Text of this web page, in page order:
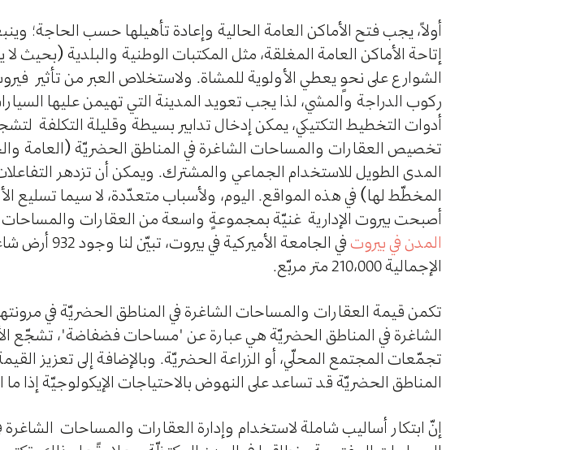
أولاً، يجب فتح الأماكن العامة الحالية وإعادة تأهيلها حسب الحاجة؛
إتاحة الأماكن العامة المغلقة، مثل المكتبات الوطنية والبلدية (بحيث
ركوب الدراجة والمشي، لذا يجب تعويد المدينة التي تهيمن عليها
أدوات التخطيط التكتيكي، يمكن إدخال تدابير بسيطة وقليلة التكلفة
تخصيص العقارات والمساحات الشاغرة في المناطق الحضريّة (العامة
المدى الطويل للاستخدام الجماعي والمشترك. ويمكن أن تزدهر
المخطّط لها) في هذه المواقع. اليوم، ولأسباب متعدّدة، لا سيما تسليع
أصبحت بيروت الإدارية غنيّة بمجموعةٍ واسعة من العقارات والمساحات
المدن في بيروت
في الجامعة
الإجمالية 210،000 متر مربّع.
تكمن قيمة العقارات والمساحات الشاغرة في المناطق الحضريّة في
الشاغرة في المناطق الحضريّة هي عبارة عن "مساحات فضفاضة"، تشجّع
تجمّعات المجتمع المحلّي، أو الزراعة الحضريّة. وبالإضافة إلى تعزيز
المناطق الحضريّة قد تساعد على النهوض بالاحتياجات الإيكولوجيّة إذا
إنّ ابتكار أساليب شاملة لاستخدام وإدارة العقارات والمساحات